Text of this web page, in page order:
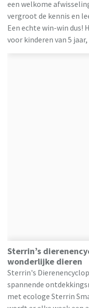
een welkome
vergroot de kennis en
Een echte win-win dus!
voor kinderen van 5 jaar,
Sterrin’s
wonderlijke dieren
Sterrin's
spannende
met ecologe Sterrin